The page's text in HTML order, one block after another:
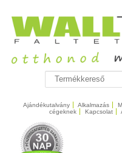
Ajándékutalvány Alkalmazás
cégeknek
Kapcsolat